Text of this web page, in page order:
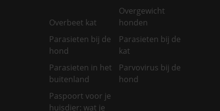
Overbeet kat
Overgewicht
honden
Parasieten bij de
hond
Parasieten bij de
kat
Parasieten in het
buitenland
Parvovirus bij de
hond
Paspoort voor je
huisdier: wat je